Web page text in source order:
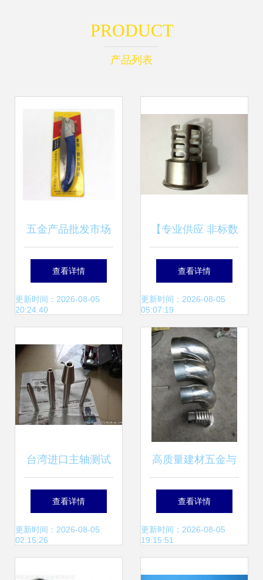
PRODUCT
产品列表
五金产品批发市场
洞悉 如何高效构建
产品库并拓展渠道
查看详情
更新时间：2026-08-05
20:24:40
【专业供应 非标数
控加工产品 批发非
标五金 非标五金产
品】价格,厂家,图
片,其他紧固件、连
接件,宁波高新区汇
旭科技-
查看详情
更新时间：2026-08-05
05:07:19
台湾进口主轴测试
棒BT/SK/hsk系列
批发指南 五金工具
查看详情
更新时间：2026-08-05
02:15:26
高质量建材五金与
不锈钢配件批发 全
屋定制、幕墙胶业
查看详情
更新时间：2026-08-05
19:15:51